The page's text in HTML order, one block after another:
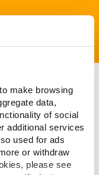
make browsing
data,
of social
additional services
used for ads
or withdraw
please see